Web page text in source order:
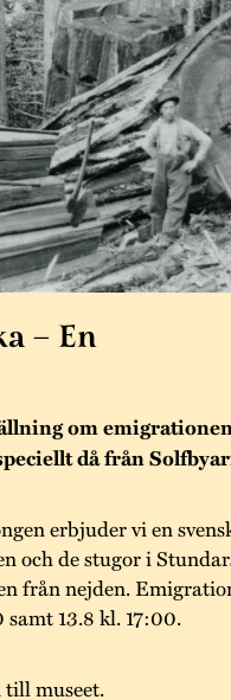
– En
om
då från
erbjuder vi en
och de stugor i
från nejden.
13.8 kl. 17:00.
museet.